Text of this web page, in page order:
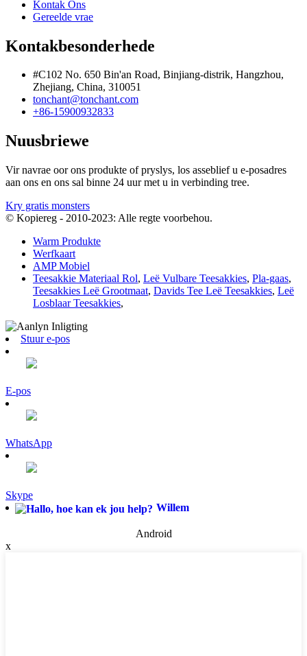
Kontak Ons
Gereelde vrae
Kontakbesonderhede
#C102 No. 650 Bin'an Road, Binjiang-distrik, Hangzhou,
Zhejiang, China, 310051
tonchant@tonchant.com
+86-15900932833
Nuusbriewe
Vir navrae oor ons produkte of pryslys, los asseblief u e-posadres
aan ons en ons sal binne 24 uur met u in verbinding tree.
Kry gratis monsters
© Kopiereg - 2010-2023: Alle regte voorbehou.
Warm Produkte
Werfkaart
AMP Mobiel
Teesakkie Materiaal Rol, Leë Vulbare Teesakkies, Pla-gaas,
Teesakkies Leë Grootmaat, Davids Tee Leë Teesakkies, Leë
Losblaar Teesakkies,
Stuur e-pos
E-pos
WhatsApp
Skype
Willem
Android
x